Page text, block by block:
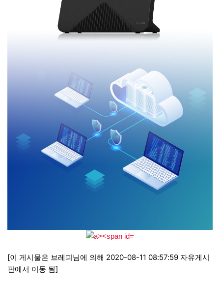
[이 게시물은 브레피님에 의해 2020-08-11 08:57:59 자유게시
판에서 이동 됨]